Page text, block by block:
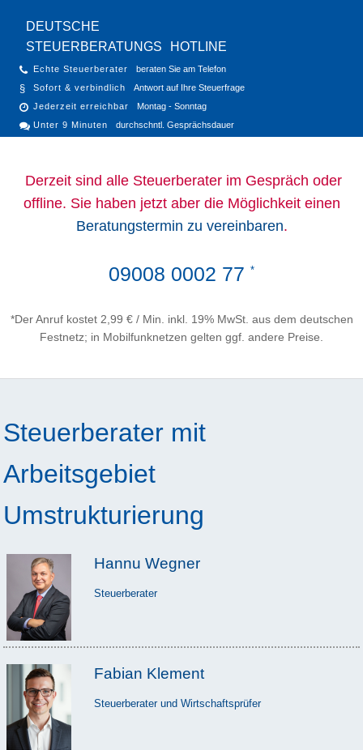
DEUTSCHE
STEUERBERATUNGS
HOTLINE
Echte Steuerberater
beraten Sie am Telefon
Sofort & verbindlich
Antwort auf Ihre Steuerfrage
Jederzeit erreichbar
Montag - Sonntag
Unter 9 Minuten
durchschntl. Gesprächsdauer
Derzeit sind alle Steuerberater im Gespräch oder
offline. Sie haben jetzt aber die Möglichkeit einen
Beratungstermin zu vereinbaren.
09008 0002 77 *
*Der Anruf kostet 2,99 € / Min. inkl. 19% MwSt. aus dem deutschen
Festnetz; in Mobilfunknetzen gelten ggf. andere Preise.
Steuerberater mit
Arbeitsgebiet
Umstrukturierung
Hannu Wegner
Steuerberater
Fabian Klement
Steuerberater und Wirtschaftsprüfer